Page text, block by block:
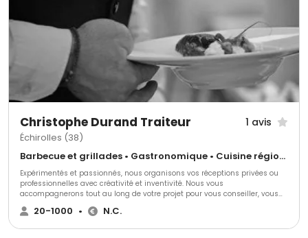
auprès des artisans et producteurs de l'Hérault. - L’équilibre parfait entre
la tradition française et les inspirations méditerranéennes pour des
saveurs uniques. - Un service impeccable, discret et adapté aux
moindres exigences de votre événement. Confiez-nous vos moments
d’exception et laissez-nous créer pour vous une aventure gustative où
goût, élégance et émotion s’entrelacent.
Christophe Durand Traiteur 1 avis
Échirolles (38)
Barbecue et grillades • Gastronomique • Cuisine régionale
Expérimentés et passionnés, nous organisons vos réceptions privées ou
professionnelles avec créativité et inventivité. Nous vous
accompagnerons tout au long de votre projet pour vous conseiller, vous
aider, vous soulager en répondant exactement à toutes vos demandes et
nous nous adapterons à toutes vos exigences.
20-1000 • N.C.